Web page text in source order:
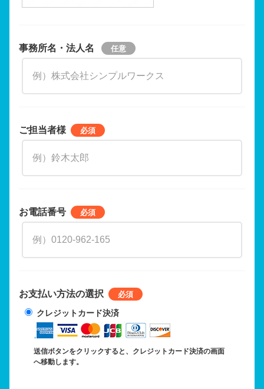
事務所名・法人名
ご担当者様
お電話番号
お支払い方法の選択
クレジットカード決済
送信ボタンをクリックすると、クレジットカード決済の画面
へ移動します。